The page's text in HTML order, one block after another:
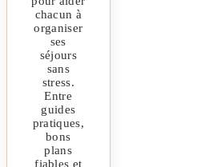
chacun à
organiser
ses
séjours
sans
stress.
Entre
guides
pratiques,
bons
plans
fiables et